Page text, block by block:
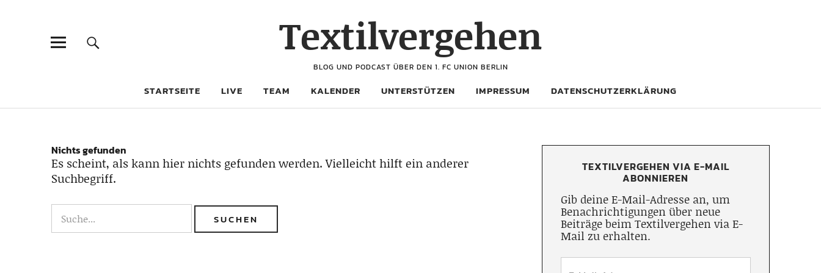
Textilvergehen
BLOG UND PODCAST ÜBER DEN 1. FC UNION BERLIN
STARTSEITE LIVE TEAM KALENDER UNTERSTÜTZEN IMPRESSUM DATENSCHUTZERKLÄRUNG
Nichts gefunden
Es scheint, als kann hier nichts gefunden werden. Vielleicht hilft ein anderer
Suchbegriff.
TEXTILVERGEHEN VIA E-MAIL
ABONNIEREN
Gib deine E-Mail-Adresse an, um
Benachrichtigungen über neue
Beiträge beim Textilvergehen via E-
Mail zu erhalten.